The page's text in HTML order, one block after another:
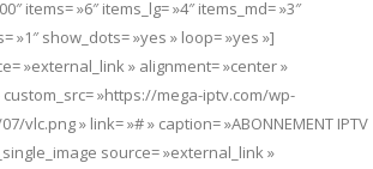
items= »6″ items_lg= »4″ items_md= »3″
»1″ show_dots= »yes » loop= »yes »]
»external_link » alignment= »center »
custom_src= »https://mega-iptv.com/wp-
vlc.png » link= »# » caption= »ABONNEMENT IPTV
source= »external_link »